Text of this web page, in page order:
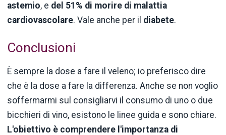
astemio, e del 51% di morire di malattia
cardiovascolare. Vale anche per il diabete.
Conclusioni
È sempre la dose a fare il veleno; io preferisco dire
che è la dose a fare la differenza. Anche se non voglio
soffermarmi sul consigliarvi il consumo di uno o due
bicchieri di vino, esistono le linee guida e sono chiare.
L'obiettivo è comprendere l'importanza di